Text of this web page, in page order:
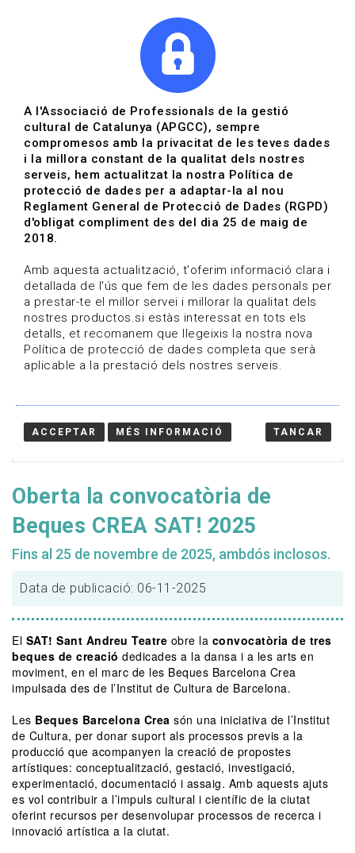
Convocatòries | Arts
escèniques
Data de publicació: 06-11-2025
HOME
Oberta la convocatòria de
Beques CREA SAT! 2025
Fins al 25 de novembre de 2025, ambdós inclosos.
Data de publicació: 06-11-2025
El SAT! Sant Andreu Teatre obre la convocatòria de tres
beques de creació dedicades a la dansa i a les arts en
moviment, en el marc de les Beques Barcelona Crea
impulsada des de l’Institut de Cultura de Barcelona.
Les Beques Barcelona Crea són una iniciativa de l’Institut
de Cultura, per donar suport als processos previs a la
producció que acompanyen la creació de propostes
artístiques: conceptualització, gestació, investigació,
experimentació, documentació i assaig. Amb aquests ajuts
es vol contribuir a l’impuls cultural i científic de la ciutat
oferint recursos per desenvolupar processos de recerca i
innovació artística a la ciutat.
A l'Associació de Professionals de la gestió
cultural de Catalunya (APGCC), sempre
compromesos amb la privacitat de les teves dades
i la millora constant de la qualitat dels nostres
serveis, hem actualitzat la nostra Política de
protecció de dades per a adaptar-la al nou
Reglament General de Protecció de Dades (RGPD)
d'obligat compliment des del dia 25 de maig de
2018.
Amb aquesta actualització, t'oferim informació clara i
detallada de l'ús que fem de les dades personals per
a prestar-te el millor servei i millorar la qualitat dels
nostres productos.si estàs interessat en tots els
detalls, et recomanem que llegeixis la nostra nova
Política de protecció de dades completa que serà
aplicable a la prestació dels nostres serveis.
ACCEPTAR MÉS INFORMACIÓ TANCAR